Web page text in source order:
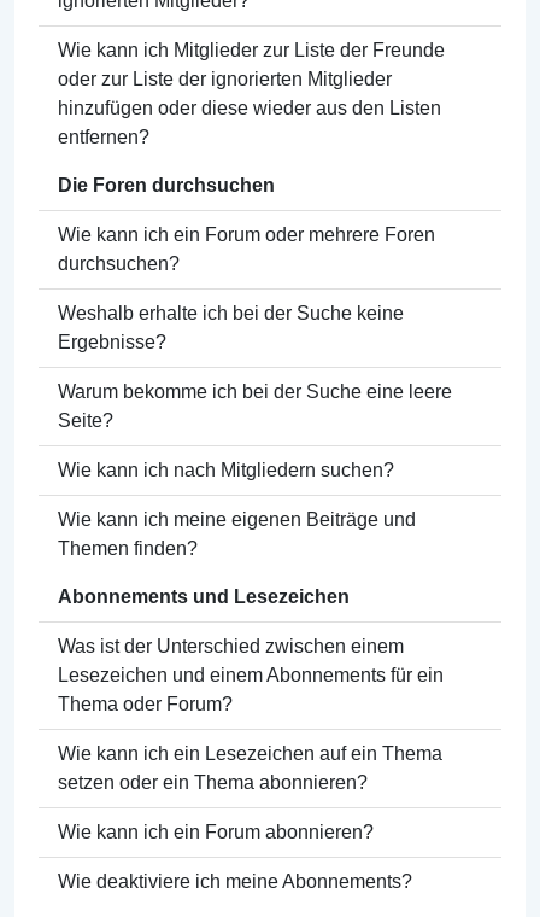
Wie kann ich Mitglieder zur Liste der Freunde
oder zur Liste der ignorierten Mitglieder
hinzufügen oder diese wieder aus den Listen
entfernen?
Die Foren durchsuchen
Wie kann ich ein Forum oder mehrere Foren
durchsuchen?
Weshalb erhalte ich bei der Suche keine
Ergebnisse?
Warum bekomme ich bei der Suche eine leere
Seite?
Wie kann ich nach Mitgliedern suchen?
Wie kann ich meine eigenen Beiträge und
Themen finden?
Abonnements und Lesezeichen
Was ist der Unterschied zwischen einem
Lesezeichen und einem Abonnements für ein
Thema oder Forum?
Wie kann ich ein Lesezeichen auf ein Thema
setzen oder ein Thema abonnieren?
Wie kann ich ein Forum abonnieren?
Wie deaktiviere ich meine Abonnements?